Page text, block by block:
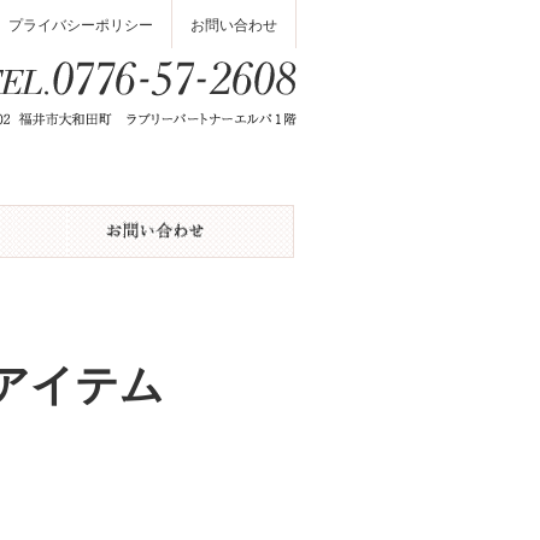
プライバシーポリシー お問い合わせ
イテム